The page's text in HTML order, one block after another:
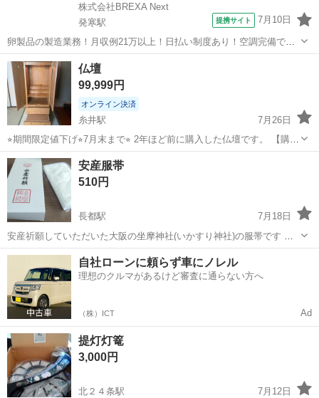
株式会社BREXA Next
発寒駅
提携サイト 7月10日
卵製品の製造業務！月収例21万以上！日払い制度あり！空調完備で快
適作業★20代～50代までの男女活躍中！作業着無償貸与★マイカー通
勤OK＆無料駐車場完備！《北海道札幌市》 人気の工場のお仕事 ◇卵
製品の製造業務◇ 作業内...
北海道 札幌市 発寒駅
仏壇
99,999円
オンライン決済
糸井駅
7月26日
⭐︎期間限定値下げ⭐︎7月末まで⭐︎ 2年ほど前に購入した仏壇です。 【購入
時価格】600,000円ぐらい 【サイズ】縦：120cm、横：50cm、奥行
き：50cm （大体です） 【傷などの状態】購入後、事情により小さ
い仏...
北海道 苫小牧市 糸井駅
安産服帯
510円
長都駅
7月18日
安産祈願していただいた大阪の坐摩神社(いかすり神社)の服帯です マ
ジックテープ付き 写真撮りで開封しましたが未使用です 必要な方にお
なります 仕事の為連絡...
北海道 千歳市 長都駅 冠婚葬祭
自社ローンに頼らず車にノレル
理想のクルマがあるけど審査に通らない方へ
（株）ICT Ad
提灯灯篭
3,000円
北２４条駅
7月12日